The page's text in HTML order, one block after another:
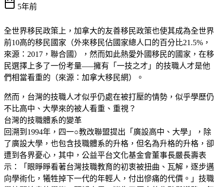
5年前
全世界移民政策上，加拿大的友善移民政策也使其成為全世界
前10高的移民國家（外來移民佔國家總人口的百分比21.5%，
來源：2017，聯合國），然而如此熱愛外國移民的國家，在移
民選擇上多了一份考量—–擁有「一技之才」的技職人才是他
們相當看重的（來源：加拿大移民網）。
然而，台灣的技職人才似乎仍處在被打壓的情勢，似乎學歷仍
不比高中、大學來的被人看重、重視？
台灣的技職體系的變革
回溯到1994年，四一○教改聯盟提出「廣設高中、大學」，除
了廣設大學，也包含技職體系的升格，但名為升格的升格，卻
遭到各界憂心，其中，公益平台文化基金會董事長嚴長壽表
示：「眼睜睜看著台灣技職教育的初衷被扭曲、瓦解，逐步邁
向學術化，犧牲掉下一代的年輕人，付出慘痛的代價。」技職